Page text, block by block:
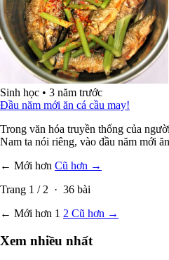
Sinh học • 3 năm trước
Đầu năm mới ăn cá cầu may!
Trong văn hóa truyền thống của
Nam ta nói riêng, vào đầu năm mới
← Mới hơn Cũ hơn →
Trang 1 / 2 · 36 bài
← Mới hơn 1 2 Cũ hơn →
Xem nhiều nhất